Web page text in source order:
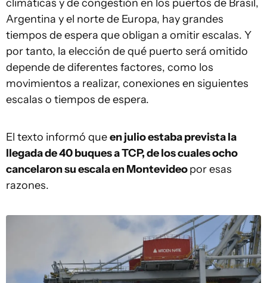
climáticas y de congestión en los puertos de Brasil,
Argentina y el norte de Europa, hay grandes
tiempos de espera que obligan a omitir escalas. Y
por tanto, la elección de qué puerto será omitido
depende de diferentes factores, como los
movimientos a realizar, conexiones en siguientes
escalas o tiempos de espera.
El texto informó queen julio estaba prevista la
llegada de 40 buques a TCP, de los cuales ocho
cancelaron su escala en Montevideopor esas
razones.